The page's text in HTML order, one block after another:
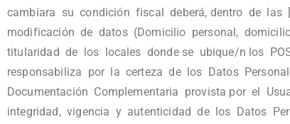
cambiara su condición fiscal deberá, dentro de
modificación de datos (Domicilio personal,
titularidad de los locales donde se ubique/n los
responsabiliza por la certeza de los Datos
Documentación Complementaria provista por el
integridad, vigencia y autenticidad de los Datos